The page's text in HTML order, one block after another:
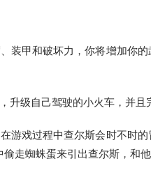
装甲和破坏力，你将增加你
级自己驾驶的小火车，并且
游戏过程中查尔斯会时不时
走蜘蛛蛋来引出查尔斯，和他